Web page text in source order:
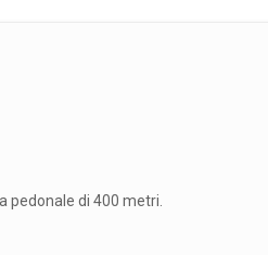
pedonale di 400 metri.